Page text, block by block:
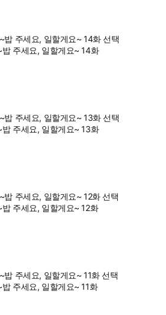
밥 주세요, 일할게요~ 14화 선택
주세요, 일할게요~ 14화
밥 주세요, 일할게요~ 13화 선택
주세요, 일할게요~ 13화
밥 주세요, 일할게요~ 12화 선택
주세요, 일할게요~ 12화
주세요, 일할게요~ 11화 선택
주세요, 일할게요~ 11화